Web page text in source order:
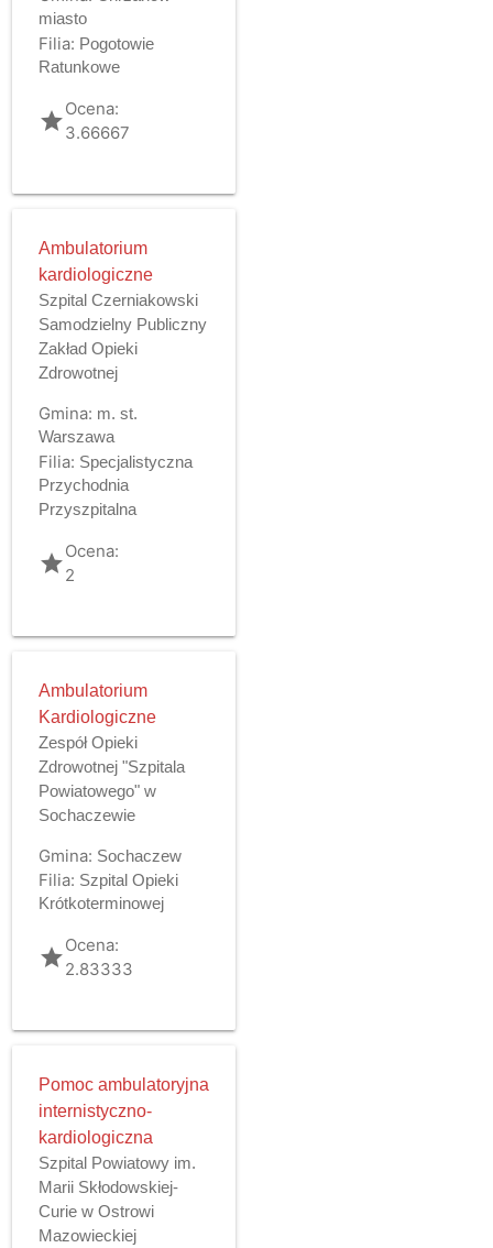
miasto
Filia: Pogotowie
Ratunkowe
gradeOcena:
3.66667
Ambulatorium
kardiologiczne
Szpital Czerniakowski
Samodzielny Publiczny
Zakład Opieki
Zdrowotnej
Gmina: m. st.
Warszawa
Filia: Specjalistyczna
Przychodnia
Przyszpitalna
gradeOcena:
2
Ambulatorium
Kardiologiczne
Zespół Opieki
Zdrowotnej "Szpitala
Powiatowego" w
Sochaczewie
Gmina: Sochaczew
Filia: Szpital Opieki
Krótkoterminowej
gradeOcena:
2.83333
Pomoc ambulatoryjna
internistyczno-
kardiologiczna
Szpital Powiatowy im.
Marii Skłodowskiej-
Curie w Ostrowi
Mazowieckiej